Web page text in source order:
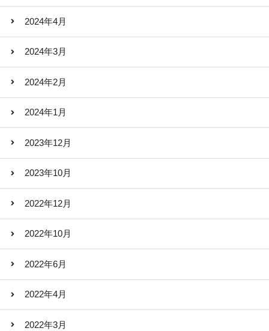
2024年4月
2024年3月
2024年2月
2024年1月
2023年12月
2023年10月
2022年12月
2022年10月
2022年6月
2022年4月
2022年3月